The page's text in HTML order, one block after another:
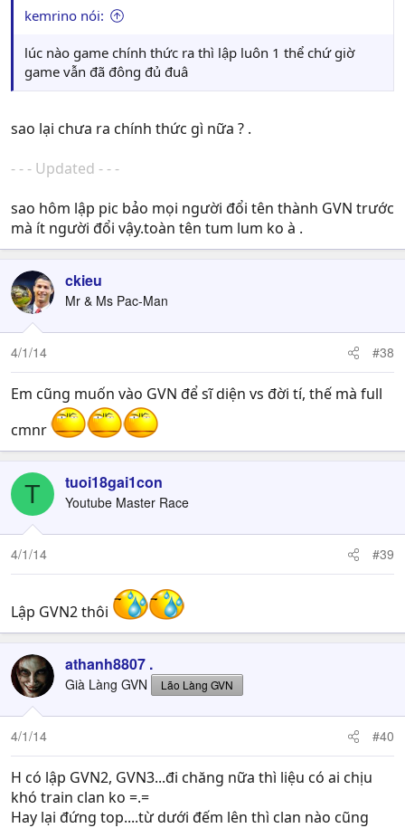
kemrino nói:
lúc nào game chính thức ra thì lập luôn 1 thể chứ giờ
game vẫn đã đông đủ đuâ
sao lại chưa ra chính thức gì nữa ? .
- - - Updated - - -
sao hôm lập pic bảo mọi người đổi tên thành GVN trước
mà ít người đổi vậy.toàn tên tum lum ko à .
ckieu
Mr & Ms Pac-Man
4/1/14 #38
Em cũng muốn vào GVN để sĩ diện vs đời tí, thế mà full
cmnr
T tuoi18gai1con
Youtube Master Race
4/1/14 #39
Lập GVN2 thôi
athanh8807 .
Già Làng GVN Lão Làng GVN
4/1/14 #40
H có lập GVN2, GVN3...đi chăng nữa thì liệu có ai chịu
khó train clan ko =.=
Hay lại đứng top....từ dưới đếm lên thì clan nào cũng